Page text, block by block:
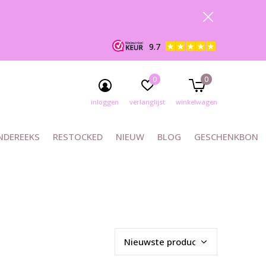
RESTOCKED NIEUW BLOG GESCHENKBON
inloggen verlanglijst
0
winkelwagen
0
9.7